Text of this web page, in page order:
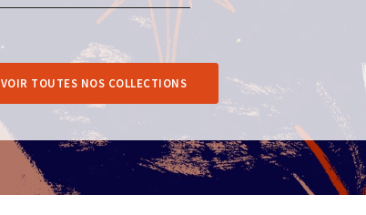
VOIR TOUTES NOS COLLECTIONS